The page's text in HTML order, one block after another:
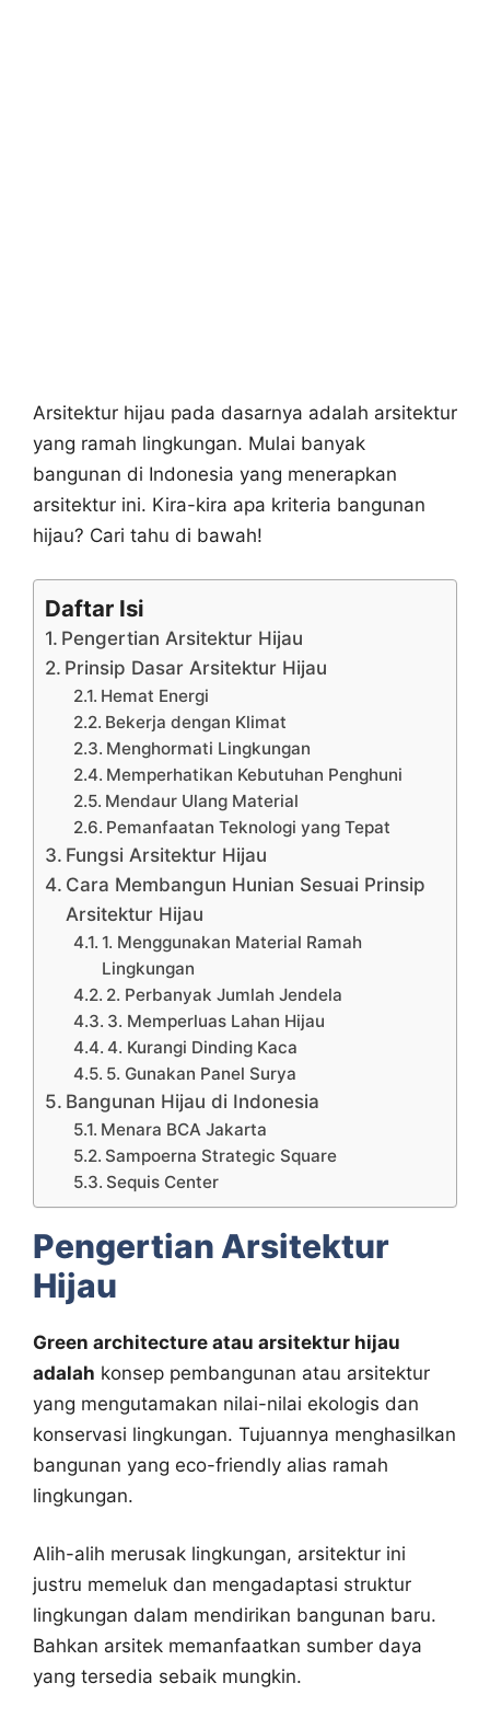
Arsitektur hijau pada dasarnya adalah arsitektur
yang ramah lingkungan. Mulai banyak
bangunan di Indonesia yang menerapkan
arsitektur ini. Kira-kira apa kriteria bangunan
hijau? Cari tahu di bawah!
Daftar Isi
Pengertian Arsitektur Hijau
Prinsip Dasar Arsitektur Hijau
Hemat Energi
Bekerja dengan Klimat
Menghormati Lingkungan
Memperhatikan Kebutuhan Penghuni
Mendaur Ulang Material
Pemanfaatan Teknologi yang Tepat
Fungsi Arsitektur Hijau
Cara Membangun Hunian Sesuai Prinsip
Arsitektur Hijau
1. Menggunakan Material Ramah
Lingkungan
2. Perbanyak Jumlah Jendela
3. Memperluas Lahan Hijau
4. Kurangi Dinding Kaca
5. Gunakan Panel Surya
Bangunan Hijau di Indonesia
Menara BCA Jakarta
Sampoerna Strategic Square
Sequis Center
Pengertian Arsitektur
Hijau
Green architecture atau arsitektur hijau
adalah konsep pembangunan atau arsitektur
yang mengutamakan nilai-nilai ekologis dan
konservasi lingkungan. Tujuannya menghasilkan
bangunan yang eco-friendly alias ramah
lingkungan.
Alih-alih merusak lingkungan, arsitektur ini
justru memeluk dan mengadaptasi struktur
lingkungan dalam mendirikan bangunan baru.
Bahkan arsitek memanfaatkan sumber daya
yang tersedia sebaik mungkin.